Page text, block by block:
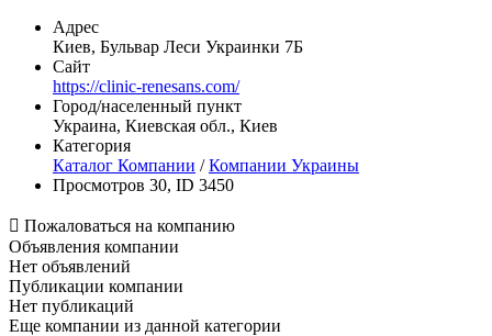
Адрес
Киев, Бульвар Леси Украинки 7Б
Сайт
https://clinic-renesans.com/
Город/населенный пункт
Украина, Киевская обл., Киев
Категория
Каталог Компании /Компании Украины
Просмотров 30, ID 3450
 Пожаловаться на компанию
Объявления компании
Нет объявлений
Публикации компании
Нет публикаций
Еще компании из данной категории